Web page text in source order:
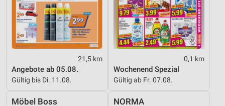
21,5 km
Angebote ab 05.08.
Gültig bis Di. 11.08.
0,1 km
Wochenend Spezial
Gültig ab Fr. 07.08.
Möbel Boss NORMA